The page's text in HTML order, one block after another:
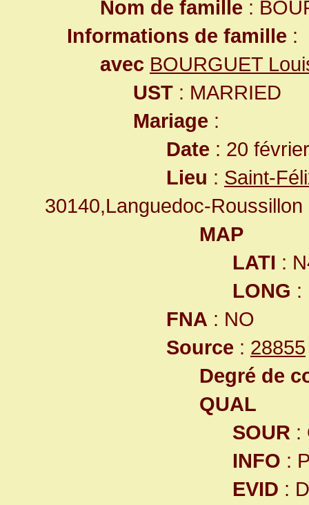
Nom de famille :
Informations de famille :
avec BOURGUET
UST : MARRIED
Mariage :
Date : 20
Lieu : Saint-
30140,Languedoc-Roussillon
MAP
LATI :
LONG :
FNA : NO
Source : 28855
Degré de
QUAL
SOUR :
INFO :
EVID : D